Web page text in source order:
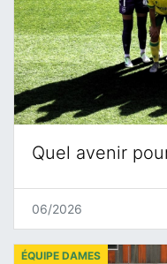
Quel avenir
06/2026
ÉQUIPE DAMES